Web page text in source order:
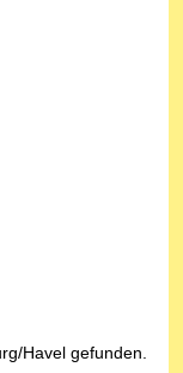
Havel gefunden.